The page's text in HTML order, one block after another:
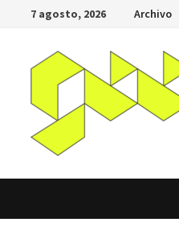
Saltar
contenido
7 agosto, 2026 Archivo